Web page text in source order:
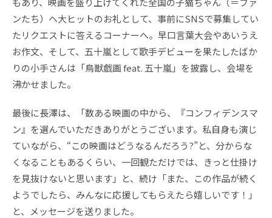
ンたち）へ大ヒットのお礼として、事前にSNSで募集してい
たリクエストに答えるコーナーへ。早口言葉大会やあいうえ
お作文、そして、五十嵐として歌手デビューを果たしたばか
りの小手さんは「鳥獣戯画 feat. 五十嵐」を披露し、会場を
沸かせました。
最後に長澤は、「数ある映画の中から、『コンフィデンスマ
ン』を選んでいただきありがとうございます。私自身も演じ
ていながら、“この映画はどうなるんだろう?”と、分からな
くなることもあるくらい、一回観ただけでは、きっと仕掛け
を見抜けないと思います」と、続け「また、この作品が続く
ようでしたら、みんなに応援してもらえたら嬉しいです！」
と、メッセージを送りました。